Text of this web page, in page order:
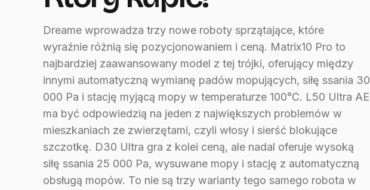
Dreame wprowadza trzy nowe roboty sprzątające, które
wyraźnie różnią się pozycjonowaniem i ceną. Matrix10 Pro to
najbardziej zaawansowany model z tej trójki, oferujący między
innymi automatyczną wymianę padów mopujących, siłę ssania 30
000 Pa i stację myjącą mopy w temperaturze 100°C. L50 Ultra AE
ma być odpowiedzią na jeden z największych problemów w
mieszkaniach ze zwierzętami, czyli włosy i sierść blokujące
szczotkę. D30 Ultra gra z kolei ceną, ale nadal oferuje wysoką
siłę ssania 25 000 Pa, wysuwane mopy i stację z automatyczną
obsługą mopów. To nie są trzy warianty tego samego robota w